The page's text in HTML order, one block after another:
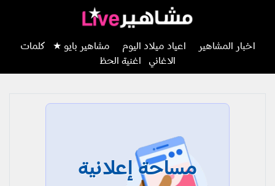
اخبار المشاهير اعياد ميلاد اليوم مشاهير بايو ★
كلمات
الاغاني
اغنية الحظ
مساحة إعلانية